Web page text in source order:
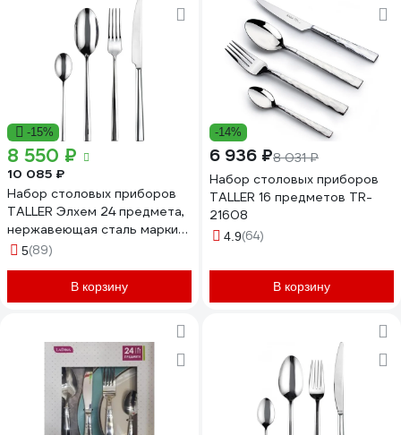
-15%
8 550 ₽
10 085 ₽
Набор столовых приборов
TALLER Элхем 24 предмета,
нержавеющая сталь марки
18/10 TR-21605
5(89)
В корзину
-14%
6 936 ₽8 031 ₽
Набор столовых приборов
TALLER 16 предметов TR-
21608
4.9(64)
В корзину